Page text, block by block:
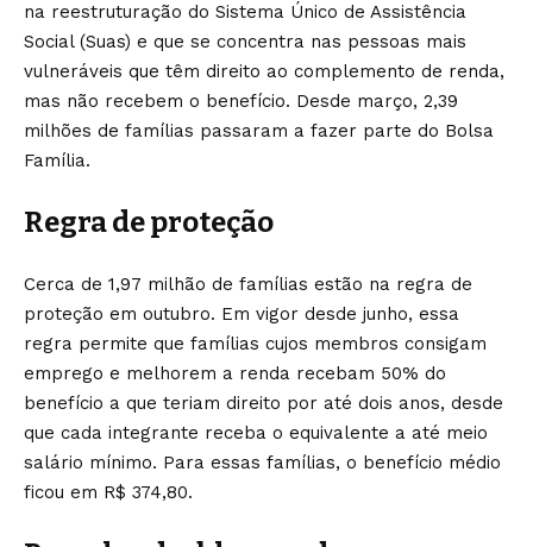
na reestruturação do Sistema Único de Assistência
Social (Suas) e que se concentra nas pessoas mais
vulneráveis que têm direito ao complemento de renda,
mas não recebem o benefício. Desde março, 2,39
milhões de famílias passaram a fazer parte do Bolsa
Família.
Regra de proteção
Cerca de 1,97 milhão de famílias estão na regra de
proteção em outubro. Em vigor desde junho, essa
regra permite que famílias cujos membros consigam
emprego e melhorem a renda recebam 50% do
benefício a que teriam direito por até dois anos, desde
que cada integrante receba o equivalente a até meio
salário mínimo. Para essas famílias, o benefício médio
ficou em R$ 374,80.